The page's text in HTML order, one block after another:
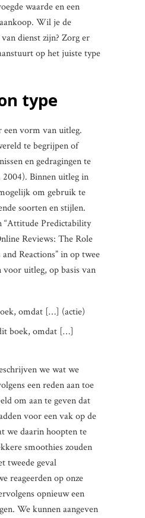
waarde en een
Wil je de
dienst zijn? Zorg er
op het juiste type
type
een vorm van uitleg.
te begrijpen of
en gedragingen te
Binnen uitleg in
om gebruik te
soorten en stijlen.
“Attitude Predictability
Reviews: The Role
Reactions” in op twee
uitleg, op basis van
omdat […] (actie)
boek, omdat […]
we wat we
een reden aan toe
om aan te geven dat
voor een vak op de
we daarin hoopten te
smoothies zouden
tweede geval
reageerden op onze
opnieuw een
We kunnen aangeven